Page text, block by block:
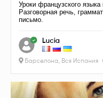
Уроки французского
Разговорная речь,
письмо.
Lucia
Барселона, Вся Испания